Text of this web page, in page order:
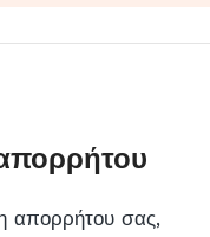
απορρήτου σας,